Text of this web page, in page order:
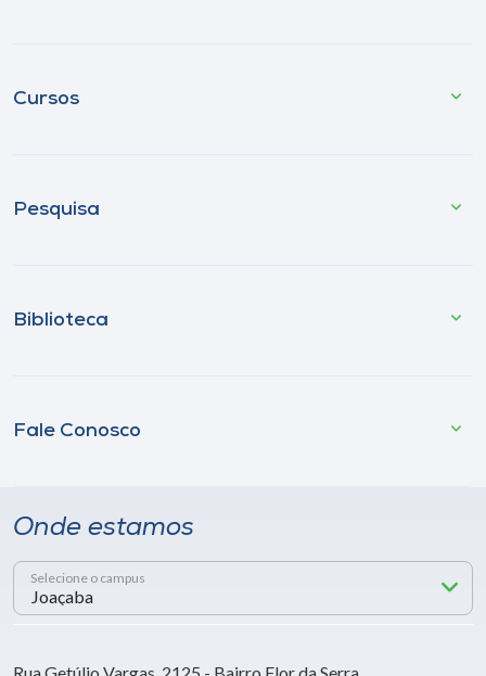
Cursos
Pesquisa
Biblioteca
Fale Conosco
Onde estamos
Selecione o campus